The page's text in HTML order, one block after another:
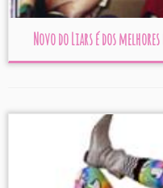
Novo do Liars é dos